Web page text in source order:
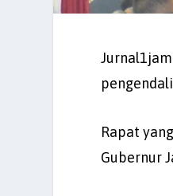
Rapat
Gubernur